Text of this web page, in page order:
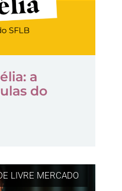
a
do
LIVRE MERCADO